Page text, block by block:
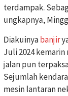
terdampak.
ungkapnya,
Diakuinyabanjir
Juli 2024
jalan pun
Sejumlah
mesin lantaran